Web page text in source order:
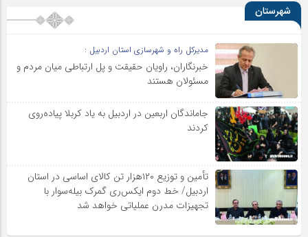
شهرستان
مدیرکل راه و شهرسازی استان اردبیل :
خبرنگاران، راویان حقیقت و پل ارتباطی میان مردم و
مسئولان هستند
جاماندگان اربعین در اردبیل به یاد کربلا پیاده‌روی
کردند
تأمین و توزیع ۱۲۰هزار تن کالای اساسی در استان
اردبیل/ خط دوم ایکس‌ری گمرک بیله‌سوار با
تجهیزات مدرن عملیاتی خواهد شد